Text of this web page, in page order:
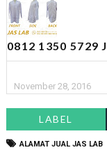
0812 1350 5729
November 28, 2016
LABEL
ALAMAT JUAL JAS LAB